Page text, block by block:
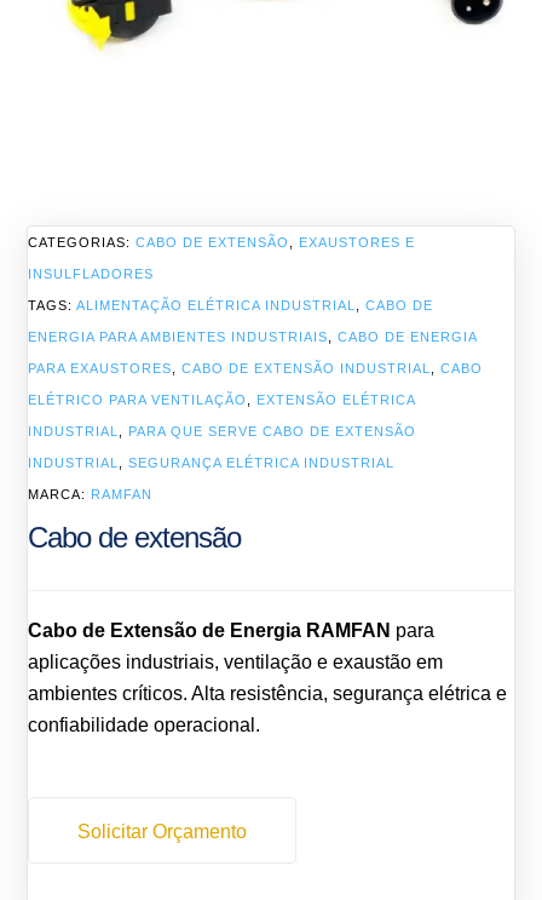
Cabo de extensão
Cabo de Extensão de Energia RAMFAN para
aplicações industriais, ventilação e exaustão em
ambientes críticos. Alta resistência, segurança elétrica e
confiabilidade operacional.
Solicitar Orçamento
CATEGORIAS:CABO DE EXTENSÃO EXAUSTORES E
INSULFLADORES
TAGS:ALIMENTAÇÃO ELÉTRICA INDUSTRIAL ,CABO DE
ENERGIA PARA AMBIENTES INDUSTRIAIS ,CABO DE ENERGIA
PARA EXAUSTORES ,CABO DE EXTENSÃO INDUSTRIAL ,CABO
ELÉTRICO PARA VENTILAÇÃO EXTENSÃO ELÉTRICA
INDUSTRIAL PARA QUE SERVE CABO DE EXTENSÃO
INDUSTRIAL ,SEGURANÇA ELÉTRICA INDUSTRIAL
MARCA: RAMFAN